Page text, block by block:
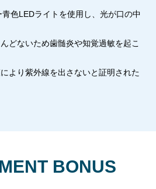
青色LEDライトを使用し、光が口の中
どないため歯髄炎や知覚過敏を起こ
より紫外線を出さないと証明された
BONUS